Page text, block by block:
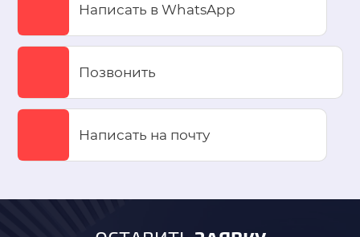
Написать в WhatsApp
Позвонить
Написать на почту